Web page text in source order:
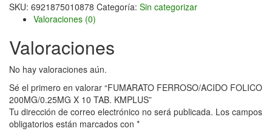
SKU: 6921875010878 Categoría: Sin categorizar
Valoraciones (0)
Valoraciones
No hay valoraciones aún.
Sé el primero en valorar “FUMARATO FERROSO/ACIDO FOLICO
200MG/0.25MG X 10 TAB. KMPLUS”
Tu dirección de correo electrónico no será publicada. Los campos
obligatorios están marcados con *